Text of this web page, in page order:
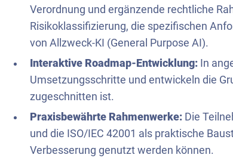
Verordnung und ergänzende rechtliche
Risikoklassifizierung, die spezifischen
von Allzweck-KI (General Purpose AI).
Interaktive Roadmap-Entwicklung: In
Umsetzungsschritte und entwickeln die
zugeschnitten ist.
Praxisbewährte Rahmenwerke: Die
und die ISO/IEC 42001 als praktische
Verbesserung genutzt werden können.